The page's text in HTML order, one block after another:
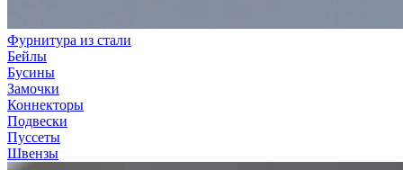
Фурнитура из стали
Бейлы
Бусины
Замочки
Коннекторы
Подвески
Пуссеты
Швензы